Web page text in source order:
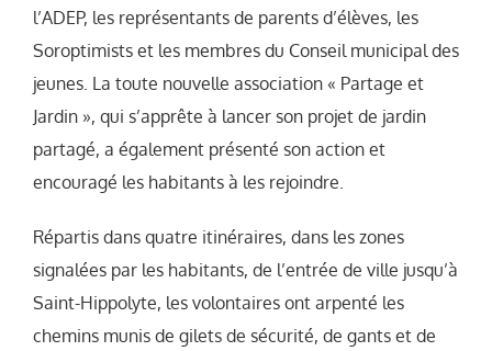
l’ADEP, les représentants de parents d’élèves, les
Soroptimists et les membres du Conseil municipal des
jeunes. La toute nouvelle association « Partage et
Jardin », qui s’apprête à lancer son projet de jardin
partagé, a également présenté son action et
encouragé les habitants à les rejoindre.
Répartis dans quatre itinéraires, dans les zones
signalées par les habitants, de l’entrée de ville jusqu’à
Saint-Hippolyte, les volontaires ont arpenté les
chemins munis de gilets de sécurité, de gants et de